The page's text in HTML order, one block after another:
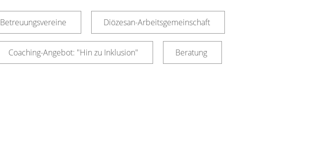
Betreuungsvereine Diözesan-Arbeitsgemeinschaft
Coaching-Angebot: "Hin zu Inklusion" Beratung